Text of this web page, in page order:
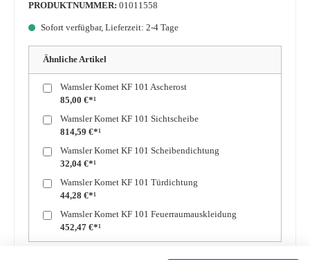
PRODUKTNUMMER: 01011558
Sofort verfügbar, Lieferzeit: 2-4 Tage
Ähnliche Artikel
Wamsler Komet KF 101 Ascherost
85,00 €*¹
Wamsler Komet KF 101 Sichtscheibe
814,59 €*¹
Wamsler Komet KF 101 Scheibendichtung
32,04 €*¹
Wamsler Komet KF 101 Türdichtung
44,28 €*¹
Wamsler Komet KF 101 Feuerraumauskleidung
452,47 €*¹